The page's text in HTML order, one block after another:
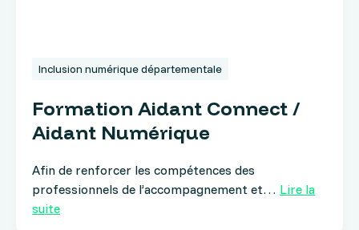
Inclusion numérique départementale
Formation Aidant Connect /
Aidant Numérique
Afin de renforcer les compétences des
professionnels de l’accompagnement et… Lire la
suite